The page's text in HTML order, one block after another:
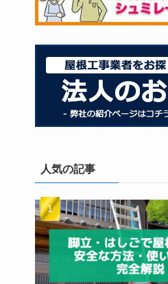
人気の記事